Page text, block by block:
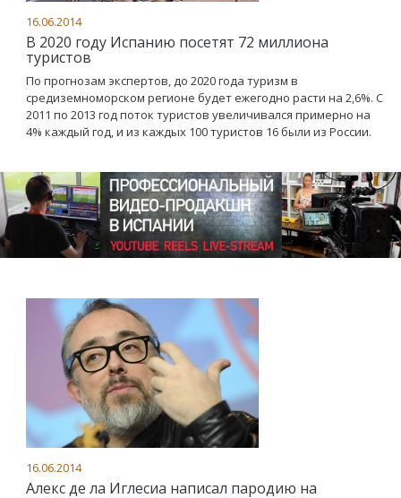
16.06.2014
В 2020 году Испанию посетят 72 миллиона
туристов
По прогнозам экспертов, до 2020 года туризм в
средиземноморском регионе будет ежегодно расти на 2,6%. С
2011 по 2013 год поток туристов увеличивался примерно на
4% каждый год, и из каждых 100 туристов 16 были из России.
16.06.2014
Алекс де ла Иглесиа написал пародию на